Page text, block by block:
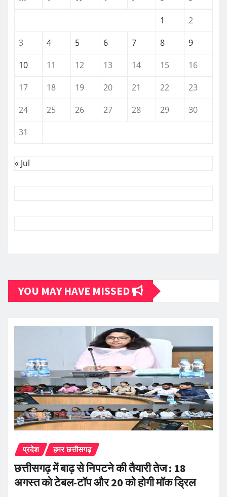
1
2
3
4 5 6 7 8
9
10
11 12 13 14 15
16
17
18 19 20 21 22
23
24
25 26 27 28 29
30
31
« Jul
YOU MAY HAVE MISSED
प्रदेश हमर छत्तीसगढ़
छत्तीसगढ़ में बाढ़ से निपटने की तैयारी तेज : 18
अगस्त को टेबल-टॉप और 20 को होगी मॉक ड्रिल